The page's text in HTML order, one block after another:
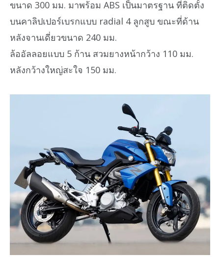
ขนาด 300 มม. มาพร้อม ABS เป็นมาตรฐาน ที่ติดตั้ง
บนคาลิปเปอร์เบรกแบบ radial 4 ลูกสูบ ขณะที่ด้าน
หลังจานเดี่ยวขนาด 240 มม.
ล้ออัลลอยแบบ 5 ก้าน สวมยางหน้ากว้าง 110 มม.
หลังกว้างใหญ่สะใจ 150 มม.